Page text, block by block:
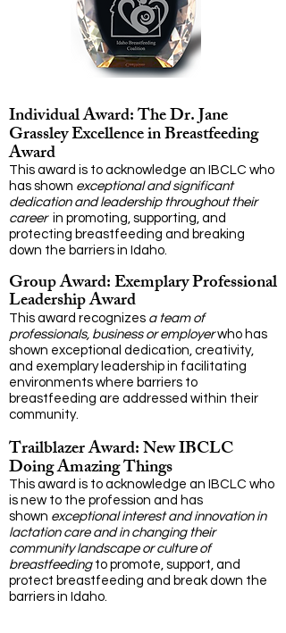
Individual Award:The Dr. Jane
Grassley Excellence in Breastfeeding
Award
This award is to acknowledge an IBCLC who
has shown exceptional and significant
dedication and leadership throughout their
careerin promoting, supporting, and
protecting breastfeeding and breaking
down the barriers in Idaho.
Group Award: Exemplary Professional
Leadership Award
This award recognizes a team of
professionals, business or employerwho has
shown exceptional dedication, creativity,
and exemplary leadership in facilitating
environments where barriers to
breastfeeding are addressed within their
community.
Trailblazer Award: New IBCLC
Doing Amazing Things
This award is to acknowledge an IBCLC who
is new to the profession and has
shown exceptional interest and innovation in
lactation care and in changing their
community landscape or culture of
breastfeedingto promote, support, and
protect breastfeeding and break down the
barriers in Idaho.